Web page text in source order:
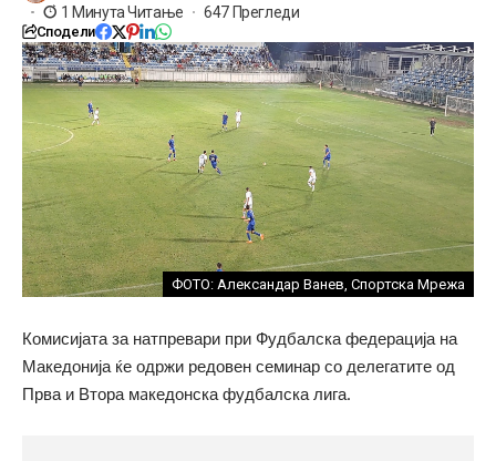
1 Минута Читање
647 Прегледи
Сподели
ФОТО: Александар Ванев, Спортска Мрежа
Комисијата за натпревари при Фудбалска федерација на
Македонија ќе одржи редовен семинар со делегатите од
Прва и Втора мaкедонска фудбалска лига.